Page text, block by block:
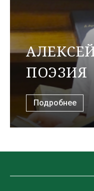
ПОЭЗИЯ
Подробнее